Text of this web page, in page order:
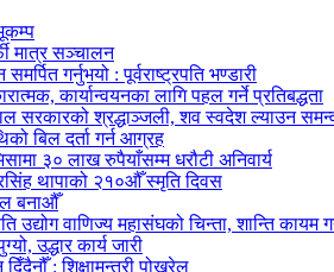
मात्र सञ्चालन
गर्नुभयो : पूर्वराष्ट्रपति भण्डारी
कार्यान्वयनका लागि पहल गर्ने प्रतिबद्धता
सरकारको श्रद्धाञ्जली, शव स्वदेश ल्याउन
बिल दर्ता गर्न आग्रह
३० लाख रुपैयाँसम्म धरौटी अनिवार्य
थापाको २१०औँ स्मृति दिवस
बनाऔँ
उद्योग वाणिज्य महासंघको चिन्ता, शान्ति कायम
उद्धार कार्य जारी
: शिक्षामन्त्री पोखरेल